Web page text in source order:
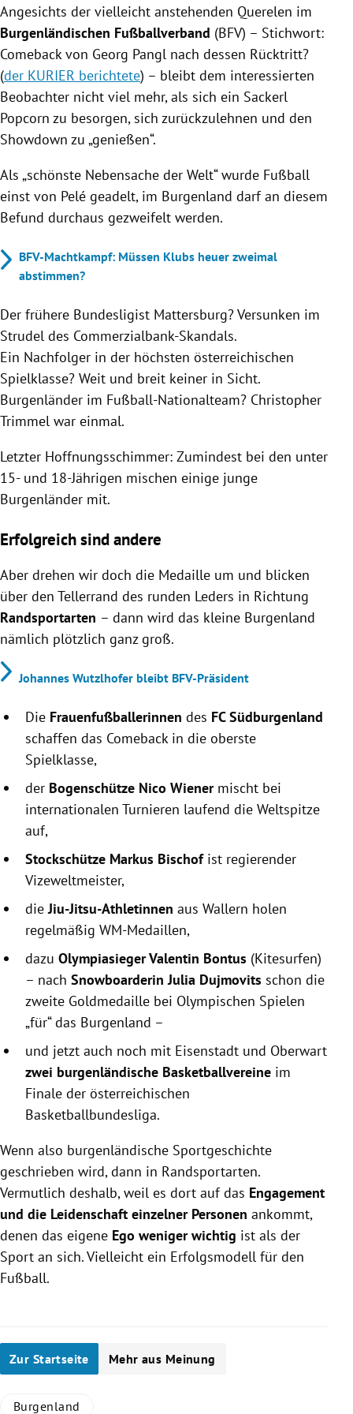
Angesichts der vielleicht anstehenden Querelen im
Burgenländischen Fußballverband (BFV) – Stichwort:
Comeback von Georg Pangl nach dessen Rücktritt?
(der KURIER berichtete) – bleibt dem interessierten
Beobachter nicht viel mehr, als sich ein Sackerl
Popcorn zu besorgen, sich zurückzulehnen und den
Showdown zu „genießen“.
Als „schönste Nebensache der Welt“ wurde Fußball
einst von Pelé geadelt, im Burgenland darf an diesem
Befund durchaus gezweifelt werden.
BFV-Machtkampf: Müssen Klubs heuer zweimal
abstimmen?
Der frühere Bundesligist Mattersburg? Versunken im
Strudel des Commerzialbank-Skandals.
Ein Nachfolger in der höchsten österreichischen
Spielklasse? Weit und breit keiner in Sicht.
Burgenländer im Fußball-Nationalteam? Christopher
Trimmel war einmal.
Letzter Hoffnungsschimmer: Zumindest bei den unter
15- und 18-Jährigen mischen einige junge
Burgenländer mit.
Erfolgreich sind andere
Aber drehen wir doch die Medaille um und blicken
über den Tellerrand des runden Leders in Richtung
Randsportarten – dann wird das kleine Burgenland
nämlich plötzlich ganz groß.
Johannes Wutzlhofer bleibt BFV-Präsident
Die Frauenfußballerinnen des FC Südburgenland
schaffen das Comeback in die oberste
Spielklasse,
der Bogenschütze Nico Wiener mischt bei
internationalen Turnieren laufend die Weltspitze
auf,
Stockschütze Markus Bischof ist regierender
Vizeweltmeister,
dieJiu-Jitsu-Athletinnen aus Wallern holen
regelmäßig WM-Medaillen,
dazu Olympiasieger Valentin Bontus (Kitesurfen)
– nach Snowboarderin Julia Dujmovits schon die
zweite Goldmedaille bei Olympischen Spielen
„für“ das Burgenland –
und jetzt auch noch mit Eisenstadt und Oberwart
zwei burgenländische Basketballvereine im
Finale der österreichischen
Basketballbundesliga.
Wenn also burgenländische Sportgeschichte
geschrieben wird, dann in Randsportarten.
Vermutlich deshalb, weil es dort auf das Engagement
und die Leidenschaft einzelner Personen ankommt,
denen das eigene Ego weniger wichtig ist als der
Sport an sich. Vielleicht ein Erfolgsmodell für den
Fußball.
Zur Startseite Mehr aus Meinung
Burgenland